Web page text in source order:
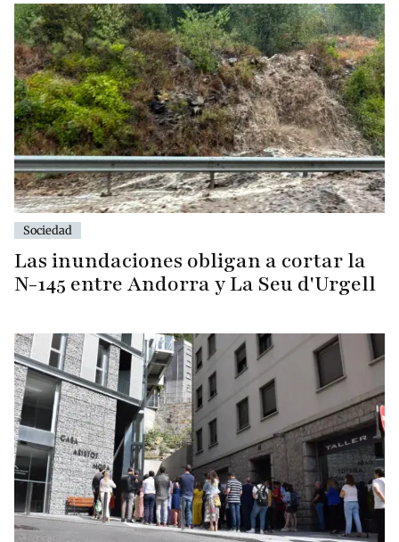
Sociedad
Las inundaciones obligan a cortar la
N-145 entre Andorra y La Seu d'Urgell